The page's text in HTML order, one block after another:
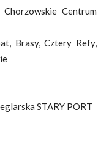
Centrum
Brasy, Cztery Refy,
STARY PORT